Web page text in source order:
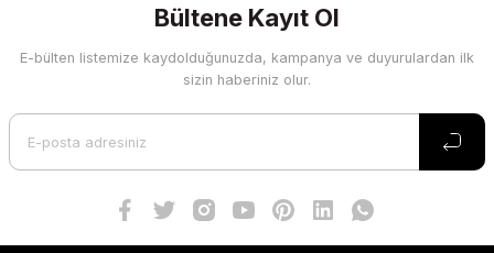
Bültene Kayıt Ol
E-bülten listemize kaydolduğunuzda, kampanya ve duyurulardan ilk
sizin haberiniz olur.